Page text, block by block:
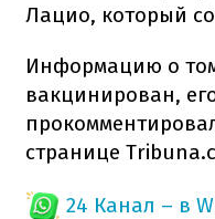
Лацио, который
Информацию о
вакцинирован,
странице
24 Канал – в